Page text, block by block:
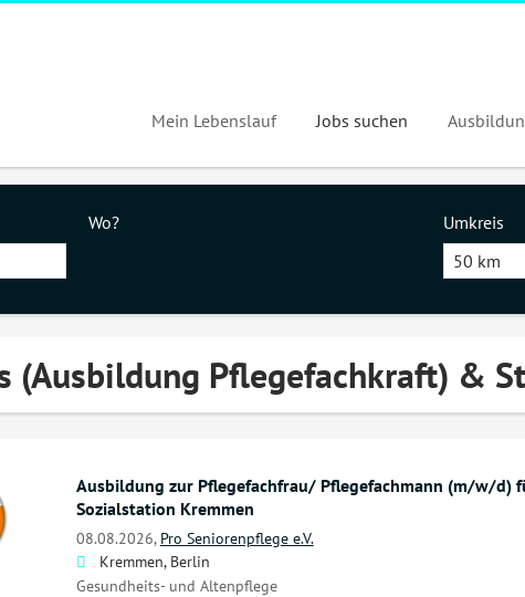
Mein Lebenslauf Jobs suchen
Wo?
Umkreis
50 km
(Ausbildung Pflegefachkraft) &
Ausbildung zur Pflegefachfrau/ Pflegefachmann (m/w/d)
Sozialstation Kremmen
08.08.2026, Pro Seniorenpflege e.V.
Kremmen, Berlin
Gesundheits- und Altenpflege